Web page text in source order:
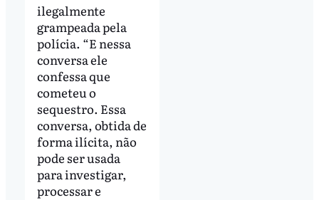
ilegalmente
grampeada pela
polícia. “E nessa
conversa ele
confessa que
cometeu o
sequestro. Essa
conversa, obtida de
forma ilícita, não
pode ser usada
para investigar,
processar e